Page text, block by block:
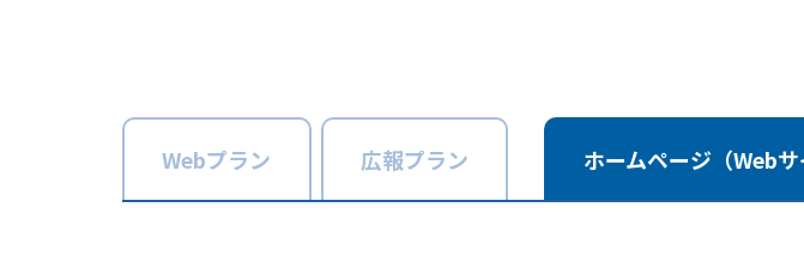
Webプラン 広報プラン ホームページ （Web